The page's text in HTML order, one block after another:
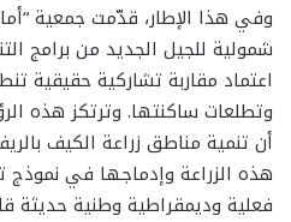
وفي هذا الإطار، قدّمت جمعية
شمولية للجيل الجديد من برامج
اعتماد مقاربة تشاركية حقيقية
وتطلعات ساكنتها. وترتكز هذه
أن تنمية مناطق زراعة الكيف
هذه الزراعة وإدماجها في
فعلية وديمقراطية وطنية حديثة